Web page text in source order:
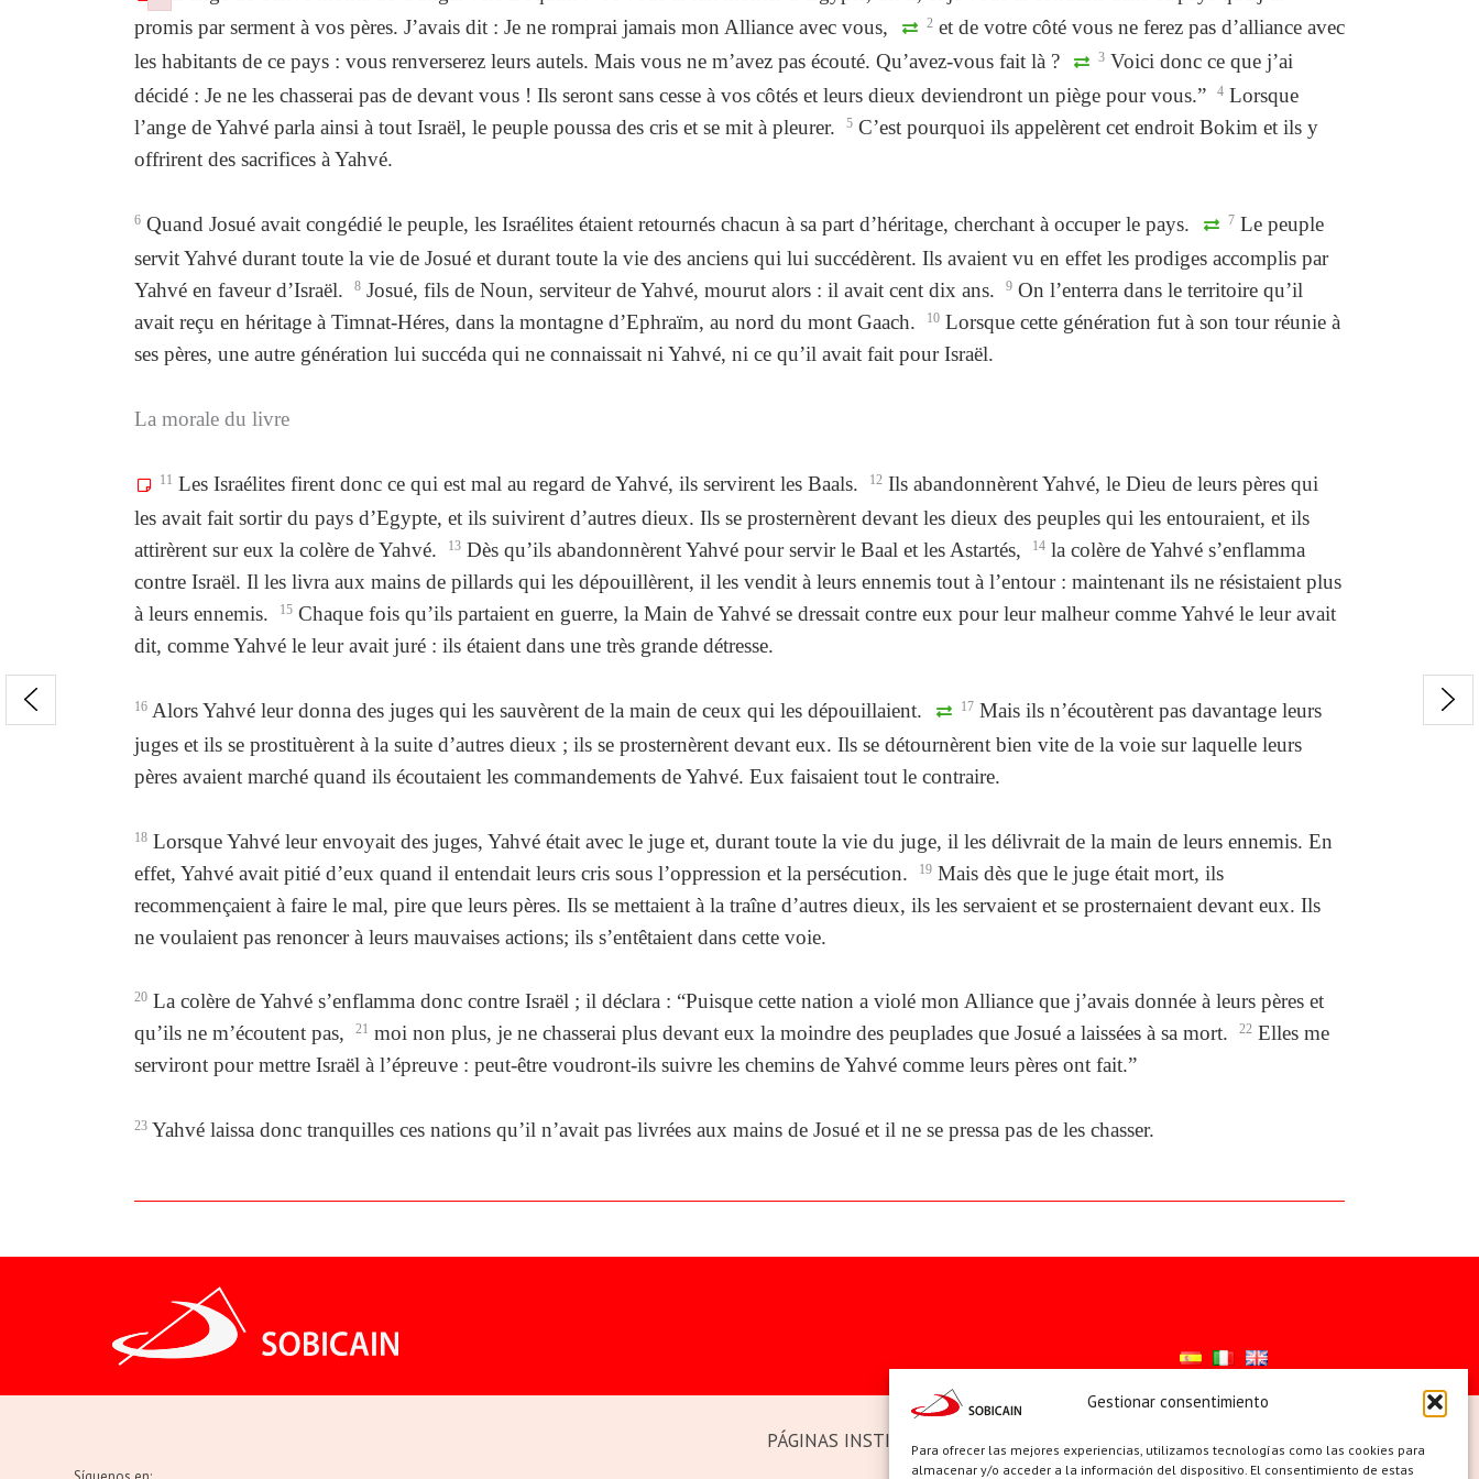
Gestionar consentimiento
Para ofrecer las mejores experiencias, utilizamos tecnologías como las cookies para
almacenar y/o acceder a la información del dispositivo. El consentimiento de estas
promis par serment à vos pères. J’avais dit : Je ne romprai jamais mon Alliance avec vous,
2 et de votre côté vous ne ferez pas d’alliance avec
les habitants de ce pays : vous renverserez leurs autels. Mais vous ne m’avez pas écouté. Qu’avez-vous fait là ?
3 Voici donc ce que j’ai
décidé : Je ne les chasserai pas de devant vous ! Ils seront sans cesse à vos côtés et leurs dieux deviendront un piège pour vous.”
4 Lorsque
l’ange de Yahvé parla ainsi à tout Israël, le peuple poussa des cris et se mit à pleurer.
5 C’est pourquoi ils appelèrent cet endroit Bokim et ils y
offrirent des sacrifices à Yahvé.
6 Quand Josué avait congédié le peuple, les Israélites étaient retournés chacun à sa part d’héritage, cherchant à occuper le pays. 7 Le peuple
servit Yahvé durant toute la vie de Josué et durant toute la vie des anciens qui lui succédèrent. Ils avaient vu en effet les prodiges accomplis par
Yahvé en faveur d’Israël.
8 Josué, fils de Noun, serviteur de Yahvé, mourut alors : il avait cent dix ans. 9 On l’enterra dans le territoire qu’il
avait reçu en héritage à Timnat-Héres, dans la montagne d’Ephraïm, au nord du mont Gaach.
10 Lorsque cette génération fut à son tour réunie à
ses pères, une autre génération lui succéda qui ne connaissait ni Yahvé, ni ce qu’il avait fait pour Israël.
La morale du livre
11 Les Israélites firent donc ce qui est mal au regard de Yahvé, ils servirent les Baals. 12 Ils abandonnèrent Yahvé, le Dieu de leurs pères qui
les avait fait sortir du pays d’Egypte, et ils suivirent d’autres dieux. Ils se prosternèrent devant les dieux des peuples qui les entouraient, et ils
attirèrent sur eux la colère de Yahvé.
13 Dès qu’ils abandonnèrent Yahvé pour servir le Baal et les Astartés, 14 la colère de Yahvé s’enflamma
contre Israël. Il les livra aux mains de pillards qui les dépouillèrent, il les vendit à leurs ennemis tout à l’entour : maintenant ils ne résistaient plus
à leurs ennemis.
15 Chaque fois qu’ils partaient en guerre, la Main de Yahvé se dressait contre eux pour leur malheur comme Yahvé le leur avait
dit, comme Yahvé le leur avait juré : ils étaient dans une très grande détresse.
16 Alors Yahvé leur donna des juges qui les sauvèrent de la main de ceux qui les dépouillaient. 17 Mais ils n’écoutèrent pas davantage leurs
juges et ils se prostituèrent à la suite d’autres dieux ; ils se prosternèrent devant eux. Ils se détournèrent bien vite de la voie sur laquelle leurs
pères avaient marché quand ils écoutaient les commandements de Yahvé. Eux faisaient tout le contraire.
18 Lorsque Yahvé leur envoyait des juges, Yahvé était avec le juge et, durant toute la vie du juge, il les délivrait de la main de leurs ennemis. En
effet, Yahvé avait pitié d’eux quand il entendait leurs cris sous l’oppression et la persécution.
19 Mais dès que le juge était mort, ils
recommençaient à faire le mal, pire que leurs pères. Ils se mettaient à la traîne d’autres dieux, ils les servaient et se prosternaient devant eux. Ils
ne voulaient pas renoncer à leurs mauvaises actions; ils s’entêtaient dans cette voie.
20 La colère de Yahvé s’enflamma donc contre Israël ; il déclara : “Puisque cette nation a violé mon Alliance que j’avais donnée à leurs pères et
qu’ils ne m’écoutent pas,
21 moi non plus, je ne chasserai plus devant eux la moindre des peuplades que Josué a laissées à sa mort. 22 Elles me
serviront pour mettre Israël à l’épreuve : peut-être voudront-ils suivre les chemins de Yahvé comme leurs pères ont fait.”
23 Yahvé laissa donc tranquilles ces nations qu’il n’avait pas livrées aux mains de Josué et il ne se pressa pas de les chasser.
PÁGINAS INSTITUCIONALES
Failed to initialize plugin: wplink
Failed to initialize plugin: wplink